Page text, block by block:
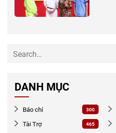
DANH MỤC
Báo chí 300
Tài Trợ 465